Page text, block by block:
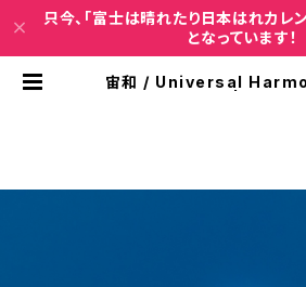
只今、「富士は晴れたり日本はれカレ
となっています！
宙和 / Universal